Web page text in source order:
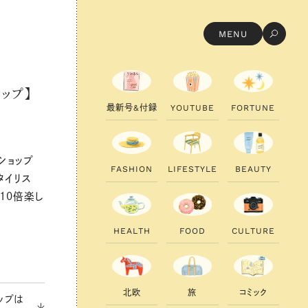
MENU
プ】
ョップ
リス
10倍楽し
プは
最新号&付録 YOUTU B E FORTU N E
FAS H ION LI FESTYLE B EAUTY
H EALTH FOOD CU LTU RE
北欧 旅 コ ミ ック